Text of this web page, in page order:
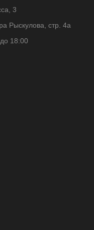
3
Рыскулова, стр. 4а
18:00